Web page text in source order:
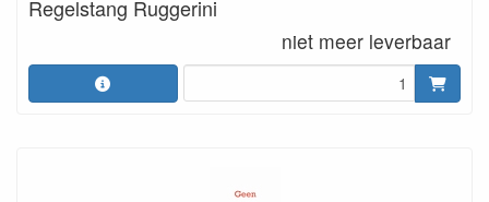
Regelstang Ruggerini
niet meer leverbaar